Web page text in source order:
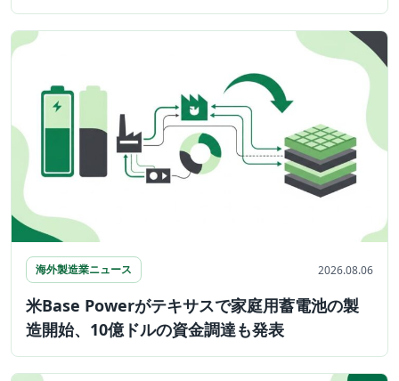
海外製造業ニュース 2026.08.06
米Base Powerがテキサスで家庭用蓄電池の製
造開始、10億ドルの資金調達も発表